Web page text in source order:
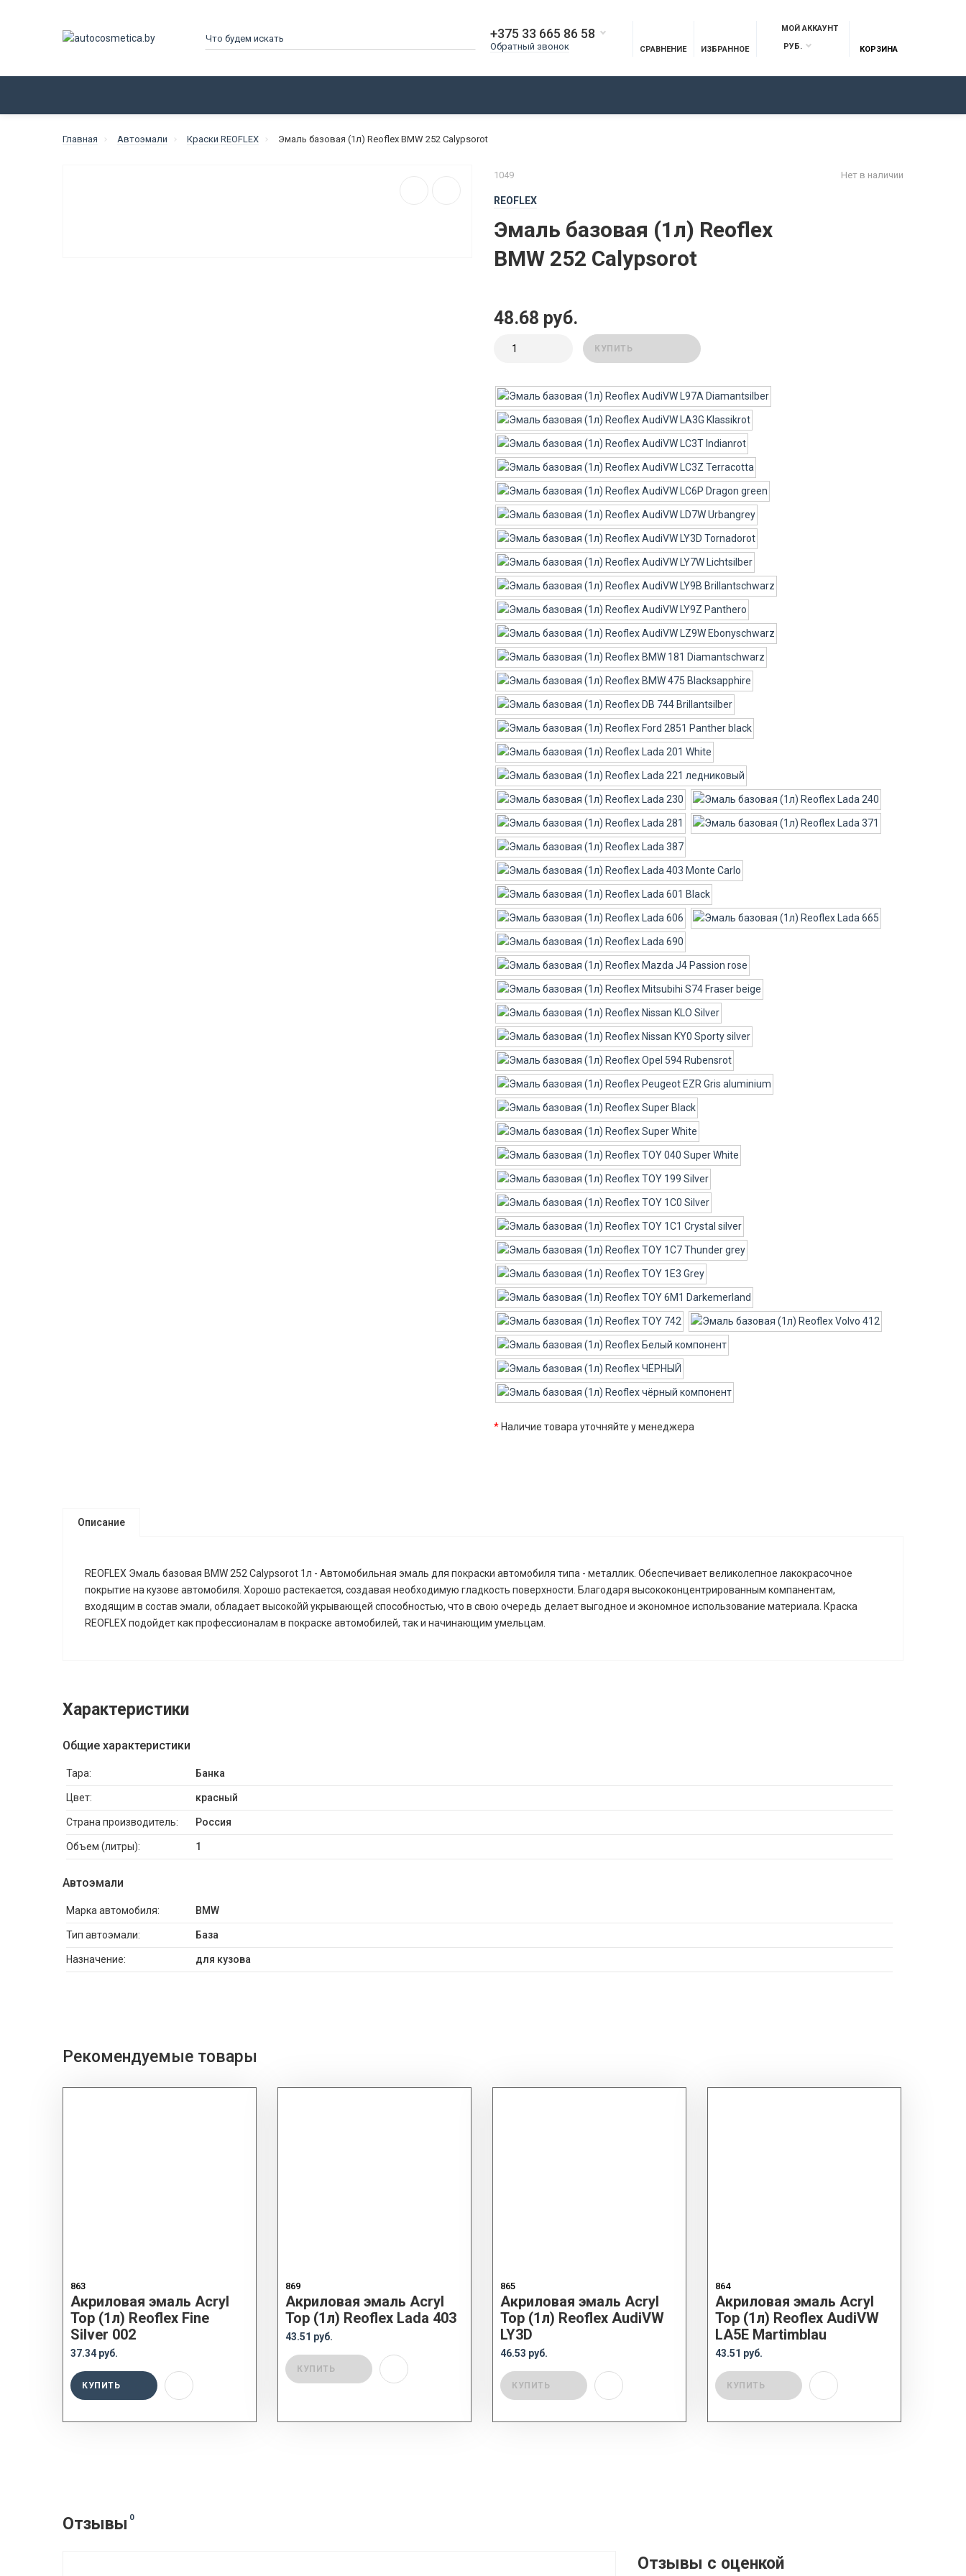
+375 33 665 86 58
Обратный звонок СРАВНЕНИЕ ИЗБРАННОЕ
МОЙ АККАУНТ
РУБ.
КОРЗИНА
Главная Автоэмали Краски REOFLEX Эмаль базовая (1л) Reoflex BMW 252 Calypsorot
1049
REOFLEX
Эмаль базовая (1л) Reoflex
BMW 252 Calypsorot
Нет в наличии
48.68 руб.
КУПИТЬ
* Наличие товара уточняйте у менеджера
Описание
REOFLEX Эмаль базовая BMW 252 Calypsorot 1л - Автомобильная эмаль для покраски автомобиля типа - металлик. Обеспечивает великолепное лакокрасочное
покрытие на кузове автомобиля. Хорошо растекается, создавая необходимую гладкость поверхности. Благодаря высококонцентрированным компанентам,
входящим в состав эмали, обладает высокойй укрывающей способностью, что в свою очередь делает выгодное и экономное использование материала. Краска
REOFLEX подойдет как профессионалам в покраске автомобилей, так и начинающим умельцам.
Характеристики
Общие характеристики
Тара: Банка
Цвет: красный
Страна производитель: Россия
Объем (литры): 1
Автоэмали
Марка автомобиля: BMW
Тип автоэмали: База
Назначение: для кузова
Рекомендуемые товары
863
Акриловая эмаль Acryl
Top (1л) Reoflex Fine
Silver 002
37.34 руб.
КУПИТЬ
869
Акриловая эмаль Acryl
Top (1л) Reoflex Lada 403
43.51 руб.
КУПИТЬ
865
Акриловая эмаль Acryl
Top (1л) Reoflex AudiVW
LY3D
46.53 руб.
КУПИТЬ
864
Акриловая эмаль Acryl
Top (1л) Reoflex AudiVW
LA5E Martimblau
43.51 руб.
КУПИТЬ
Отзывы 0
Отзывы с оценкой